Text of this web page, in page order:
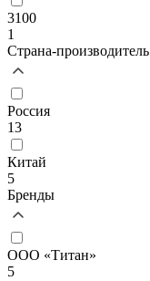
3100
1
Страна-производитель
Россия
13
Китай
5
Бренды
ООО «Титан»
5